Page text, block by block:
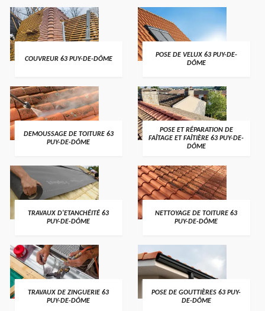
COUVREUR 63 PUY-DE-DÔME
POSE DE VELUX 63 PUY-DE-
DÔME
DEMOUSSAGE DE TOITURE 63
PUY-DE-DÔME
POSE ET RÉPARATION DE
FAÎTAGE ET FAÎTIÈRE 63 PUY-DE-
DÔME
TRAVAUX D'ETANCHÉITÉ 63
PUY-DE-DÔME
NETTOYAGE DE TOITURE 63
PUY-DE-DÔME
TRAVAUX DE ZINGUERIE 63
PUY-DE-DÔME
POSE DE GOUTTIÈRES 63 PUY-
DE-DÔME